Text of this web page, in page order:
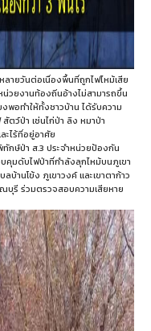
ายวันต่อเนื่องพื้นที่ถูกไฟไหม้เสีย
วยงานท้องถิ่นอ้างไม่สามารถขึ้น
พอทำให้ทั้งชาวบ้าน ได้รับความ
ว์ป่า เช่นไก่ป่า ลิง หมาป่า
ะไร้ที่อยู่อาศัย
กษ์ป่า ส.3 ประจำหน่วยป้องกัน
คุมดับไฟป่าที่กำลังลุกไหม้บนภูเขา
านโข้ง ภูเขาวงค์ และเขาตาก้าว
บุรี ร่วมตรวจสอบความเสียหาย